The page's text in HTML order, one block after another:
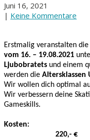
Juni 16, 2021
| Keine Kommentare
Erstmalig veranstalten
vom 16. – 19.08.2021
Ljubobratets und einem
werden die Altersklassen
Wir wollen dich optimal
Wir verbessern deine
Gameskills.
Kosten:
220,- €